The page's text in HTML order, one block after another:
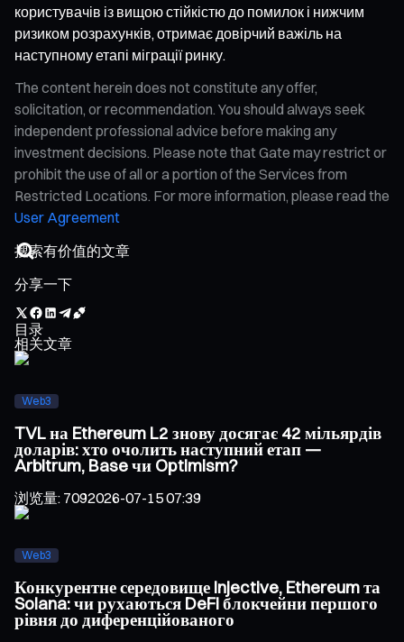
користувачів із вищою стійкістю до помилок і нижчим
ризиком розрахунків, отримає довірчий важіль на
наступному етапі міграції ринку.
The content herein does not constitute any offer,
solicitation, or recommendation. You should always seek
independent professional advice before making any
investment decisions. Please note that Gate may restrict or
prohibit the use of all or a portion of the Services from
Restricted Locations. For more information, please read the
User Agreement
分享一下
目录
相关文章
Web3
TVL на Ethereum L2 знову досягає 42 мільярдів
доларів: хто очолить наступний етап —
Arbitrum, Base чи Optimism?
浏览量: 7092026-07-15 07:39
Web3
Конкурентне середовище Injective, Ethereum та
Solana: чи рухаються DeFi блокчейни першого
рівня до диференційованого